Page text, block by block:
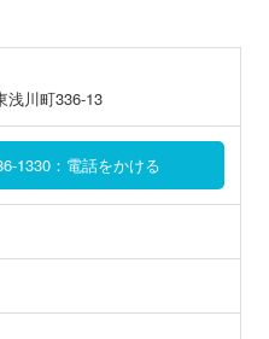
浅川町336-13
1330：電話をかける